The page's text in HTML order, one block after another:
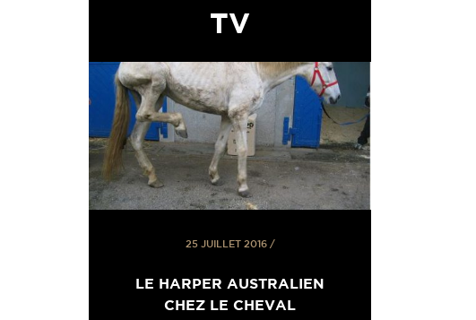
TV
25 JUILLET 2016/
LE HARPER AUSTRALIEN
CHEZ LE CHEVAL